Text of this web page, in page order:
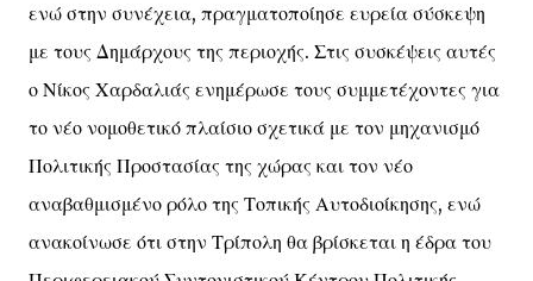
ενώ στην συνέχεια, πραγματοποίησε ευρεία σύσκεψη
με τους Δημάρχους της περιοχής. Στις συσκέψεις αυτές
ο Νίκος Χαρδαλιάς ενημέρωσε τους συμμετέχοντες για
το νέο νομοθετικό πλαίσιο σχετικά με τον μηχανισμό
Πολιτικής Προστασίας της χώρας και τον νέο
αναβαθμισμένο ρόλο της Τοπικής Αυτοδιοίκησης, ενώ
ανακοίνωσε ότι στην Τρίπολη θα βρίσκεται η έδρα του